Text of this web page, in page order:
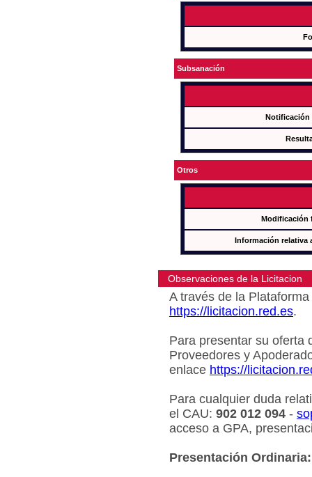
Subsanación
Notificación
Otros
Modificación
Información relativa
Observaciones de la Licitacion
A través de la
https://licitacion.red.es.
Para presentar su oferta
Proveedores y
enlace https://
Para cualquier duda
el CAU: 902 012 094 -
acceso a GPA,
Presentación Ordinaria: